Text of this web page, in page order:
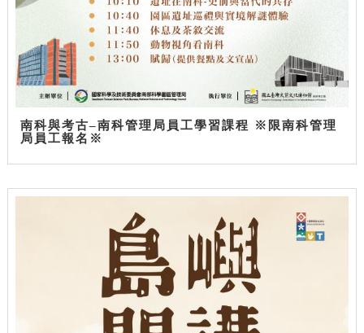
南科與考古–南科管理局員工學習課程 ※限南科管理
局員工報名※